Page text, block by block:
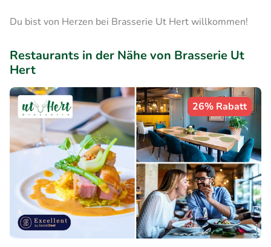
Du bist von Herzen bei Brasserie Ut Hert willkommen!
Restaurants in der Nähe von Brasserie Ut
Hert
26% Rabatt